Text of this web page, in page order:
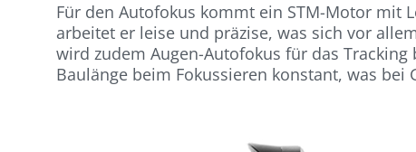
Für den Autofokus kommt ein STM-Motor mit
arbeitet er leise und präzise, was sich vor
wird zudem Augen-Autofokus für das
Baulänge beim Fokussieren konstant, was bei